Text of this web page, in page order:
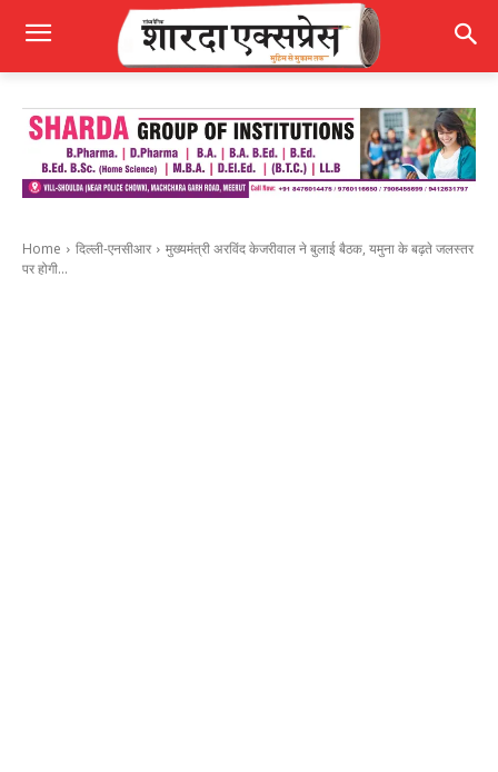
Home दिल्ली-एनसीआर
मुख्यमंत्री अरविंद केजरीवाल ने बुलाई बैठक, यमुना के बढ़ते जलस्तर
पर होगी...